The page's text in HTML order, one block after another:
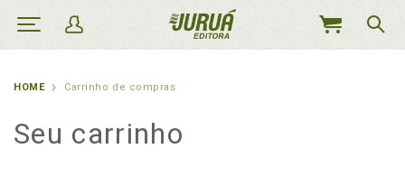
MEU
HOME Carrinho de compras
Seu carrinho